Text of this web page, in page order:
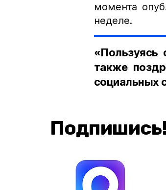
момента
неделе.
«Пользуясь
также
социальных
Подпишись!